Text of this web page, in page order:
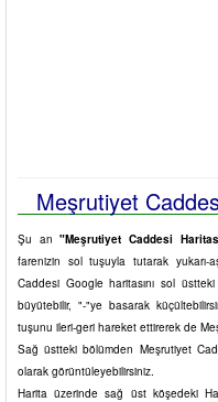
Meşrutiyet
Şu an"Meşrutiyet Caddesi
farenizin sol tuşuyla tutarak yukarı-
Caddesi Google haritasını sol
büyütebilir, "-"ye basarak
tuşunu ileri-geri hareket ettirerek de
Sağ üstteki bölümden Meşrutiyet
olarak görüntüleyebilirsiniz.
Harita üzerinde sağ üst köşedeki